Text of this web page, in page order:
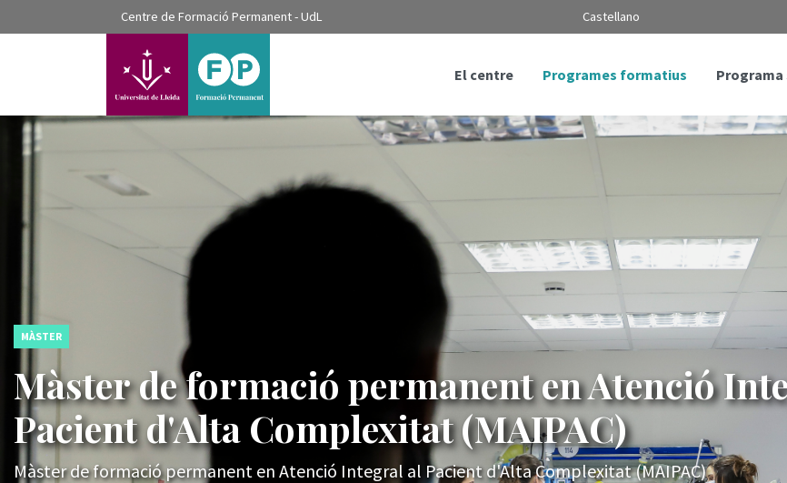
???label.access.jump.content???
???label.access.jump.header???
???label.access.jump.footer???
???label.access.jump.menu???
Centre de Formació Permanent - UdL Castellano
El centre Programes formatius Programa
MÀSTER
Màster de formació permanent en Atenció
Pacient d'Alta Complexitat (MAIPAC)
Màster de formació permanent en Atenció Integral al Pacient d'Alta Complexitat (MAIPAC)